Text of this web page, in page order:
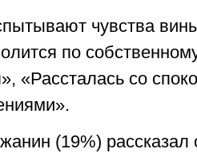
чувства
по
«Рассталась со
(19%)